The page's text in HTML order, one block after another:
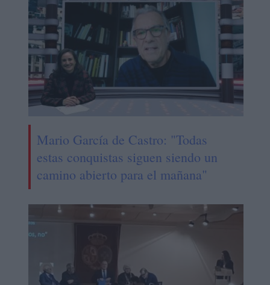
Mario García de Castro: "Todas
estas conquistas siguen siendo un
camino abierto para el mañana"